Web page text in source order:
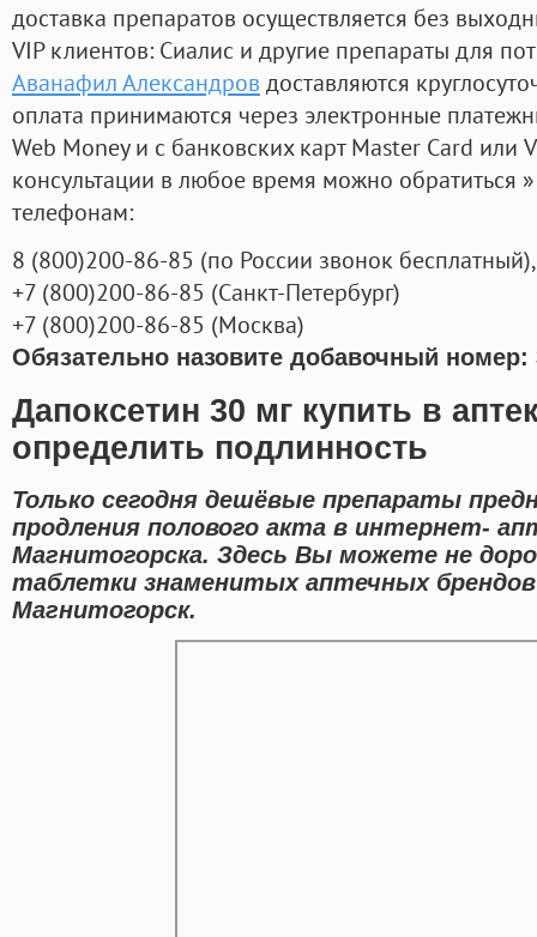
доставка препаратов осуществляется без
VIP клиентов: Сиалис и другие препараты для
Аванафил Александров доставляются
оплата принимаются через электронные
Web Money и с банковских карт Master Card или
консультации в любое время можно обратиться
телефонам:
8 (800)200-86-85 (по России звонок бесплатный),
+7 (800)200-86-85 (Санкт-Петербург)
+7 (800)200-86-85 (Москва)
Обязательно назовите добавочный номер:
Дапоксетин 30 мг купить в
определить подлинность
Только сегодня дешёвые препараты
продления полового акта в интернет-
Магнитогорска. Здесь Вы можете не
таблетки знаменитых аптечных
Магнитогорск.